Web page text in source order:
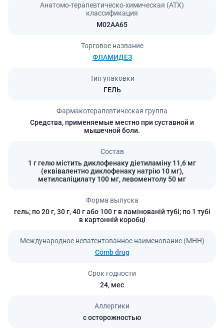
Анатомо-терапевтическо-химическая (АТХ)
классификация
M02AA65
Торговое название
ФЛАМИДЕЗ
Тип упаковки
ГЕЛЬ
Фармакотерапевтическая группа
Средства, применяемые местно при суставной и
мышечной боли.
Состав
1 г гелю містить диклофенаку діетиламіну 11,6 мг
(еквівалентно диклофенаку натрію 10 мг),
метилсаліцилату 100 мг, левоментолу 50 мг
Форма выпуска
гель; по 20 г, 30 г, 40 г або 100 г в ламінованій тубі; по 1 тубі
в картонній коробці
Международное непатентованное наименование (МНН)
Comb drug
Срок годности
24, мес
Аллергики
с осторожностью